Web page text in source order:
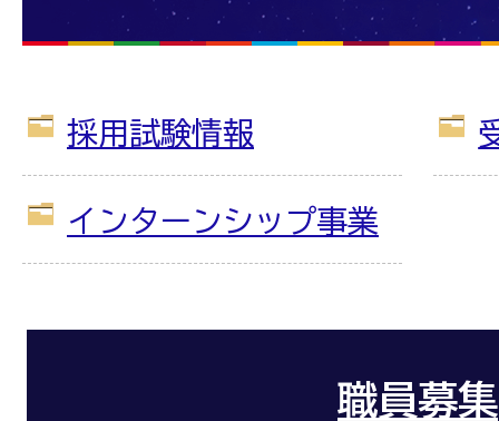
採用試験情報
インターンシップ事業
職員募集